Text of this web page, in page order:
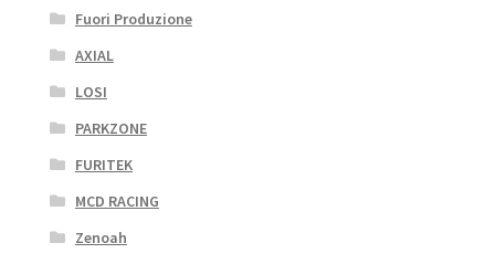
Fuori Produzione
AXIAL
LOSI
PARKZONE
FURITEK
MCD RACING
Zenoah